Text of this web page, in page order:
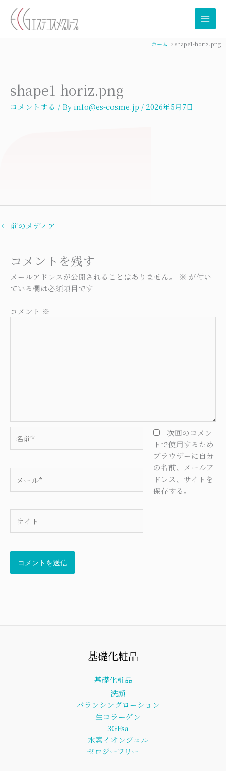
ホーム shape1-horiz.png
shape1-horiz.png
コメントする / Byinfo@es-cosme.jp / 2026年5月7日
← 前のメディア
コメントを残す
メールアドレスが公開されることはありません。 ※ が付い
ている欄は必須項目です
コメント ※
前
ー
*
次回のコメン
トで使用するため
ブラウザーに自分
の名前、メールア
ドレス、サイトを
保存する。
基礎化粧品
基礎化粧品
洗顔
バランシングローション
生コラーゲン
3GFsa
水素イオンジェル
ゼロジーフリー